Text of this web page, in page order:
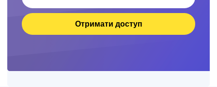
Отримати доступ